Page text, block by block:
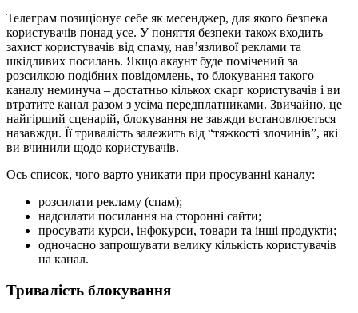
Телеграм позиціонує себе як месенджер, для якого безпека
користувачів понад усе. У поняття безпеки також входить
захист користувачів від спаму, нав’язливої ​​реклами та
шкідливих посилань. Якщо акаунт буде помічений за
розсилкою подібних повідомлень, то блокування такого
каналу неминуча – достатньо кількох скарг користувачів і ви
втратите канал разом з усіма передплатниками. Звичайно, це
найгірший сценарій, блокування не завжди встановлюється
назавжди. Її тривалість залежить від “тяжкості злочинів”, які
ви вчинили щодо користувачів.
Ось список, чого варто уникати при просуванні каналу:
розсилати рекламу (спам);
надсилати посилання на сторонні сайти;
просувати курси, інфокурси, товари та інші продукти;
одночасно запрошувати велику кількість користувачів
на канал.
Тривалість блокування